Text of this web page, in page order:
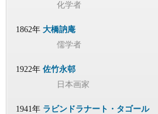
化学者
1862年 大橋訥庵
儒学者
1922年 佐竹永邨
日本画家
1941年 ラビンドラナート・タゴール